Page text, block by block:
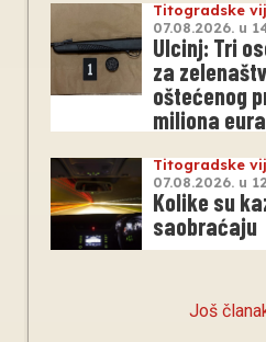
Titogradske
07.08.2026. u
Ulcinj: Tri
za
oštećenog
miliona eura
Titogradske
07.08.2026. u
Kolike su
saobraćaju
Još